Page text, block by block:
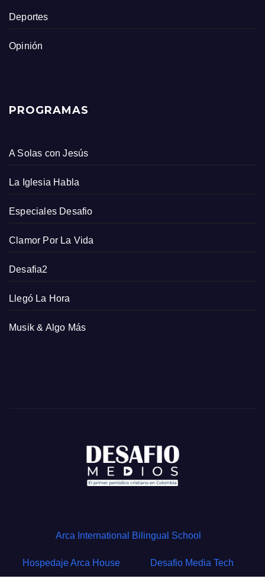
Deportes
Opinión
PROGRAMAS
A Solas con Jesús
La Iglesia Habla
Especiales Desafio
Clamor Por La Vida
Desafia2
Llegó La Hora
Musik & Algo Más
Arca International Bilingual School
Hospedaje Arca House Desafio Media Tech